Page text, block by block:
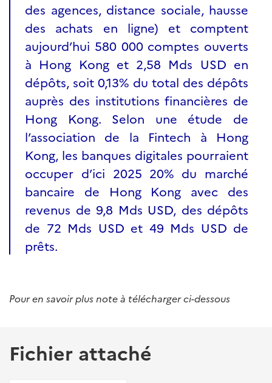
des agences, distance sociale, hausse
des achats en ligne) et comptent
aujourd’hui 580 000 comptes ouverts
à Hong Kong et 2,58 Mds USD en
dépôts, soit 0,13% du total des dépôts
auprès des institutions financières de
Hong Kong. Selon une étude de
l’association de la Fintech à Hong
Kong, les banques digitales pourraient
occuper d’ici 2025 20% du marché
bancaire de Hong Kong avec des
revenus de 9,8 Mds USD, des dépôts
de 72 Mds USD et 49 Mds USD de
prêts.
Pour en savoir plus note à télécharger ci-dessous
Fichier attaché